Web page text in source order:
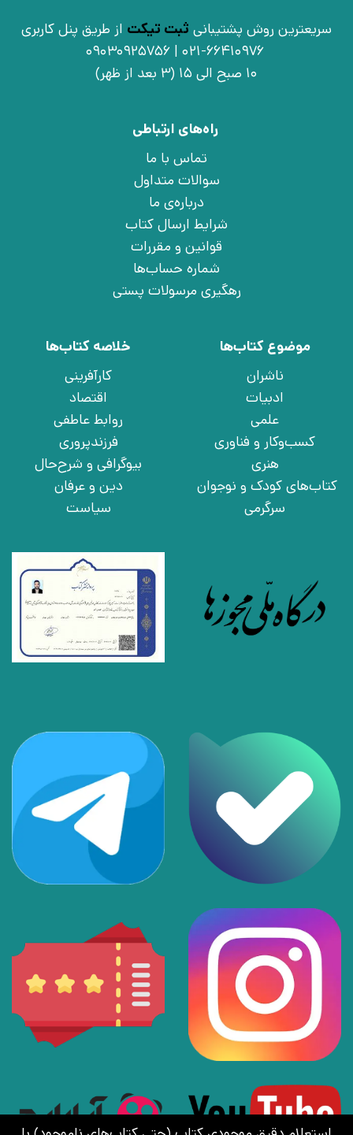
سریعترین روش پشتیبانی ثبت تیکت از طریق پنل کاربری
021-66410976 | 09030925756
10 صبح الی 15 (3 بعد از ظهر)
راه‌های ارتباطی
تماس با ما
سوالات متداول
درباره‌ی ما
شرایط ارسال کتاب
قوانین و مقررات
شماره حساب‌ها
رهگیری مرسولات پستی
موضوع کتاب‌ها
ناشران
ادبیات
علمی
کسب‌وکار و فناوری
هنری
کتاب‌های کودک و نوجوان
سرگرمی
خلاصه کتاب‌ها
کارآفرینی
اقتصاد
روابط عاطفی
فرزندپروری
بیوگرافی و شرح‌حال
دین و عرفان
سیاست